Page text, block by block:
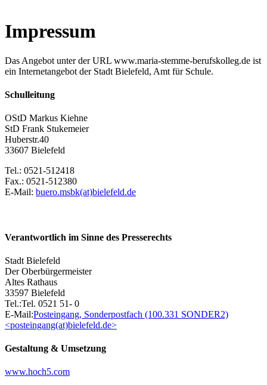
Impressum
Das Angebot unter der URL www.maria-stemme-berufskolleg.de ist
ein Internetangebot der Stadt Bielefeld, Amt für Schule.
Schulleitung
OStD Markus Kiehne
StD Frank Stukemeier
Huberstr.40
33607 Bielefeld
Tel.: 0521-512418
Fax.: 0521-512380
E-Mail: buero.msbk(at)bielefeld.de
Verantwortlich im Sinne des Presserechts
Stadt Bielefeld
Der Oberbürgermeister
Altes Rathaus
33597 Bielefeld
Tel.:Tel. 0521 51- 0
E-Mail:Posteingang, Sonderpostfach (100.331 SONDER2)
<posteingang(at)bielefeld.de>
Gestaltung & Umsetzung
www.hoch5.com